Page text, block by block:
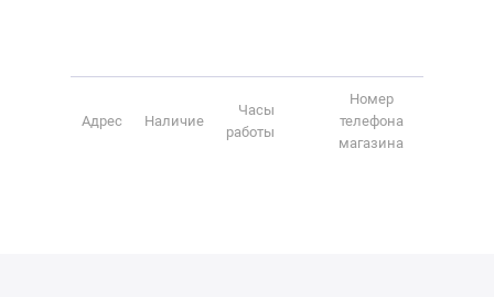
Адрес Наличие
Часы
работы
Номер
телефона
магазина